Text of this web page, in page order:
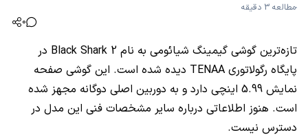
مطالعه 3 دقیقه
0
تازه‌ترین گوشی گیمینگ شیائومی به نام Black Shark 2 در
پایگاه رگولاتوری TENAA دیده شده است. این گوشی صفحه
نمایش 5.99 اینچی دارد و به دوربین اصلی دوگانه مجهز شده
است. هنوز اطلاعاتی درباره سایر مشخصات فنی این مدل در
دسترس نیست.